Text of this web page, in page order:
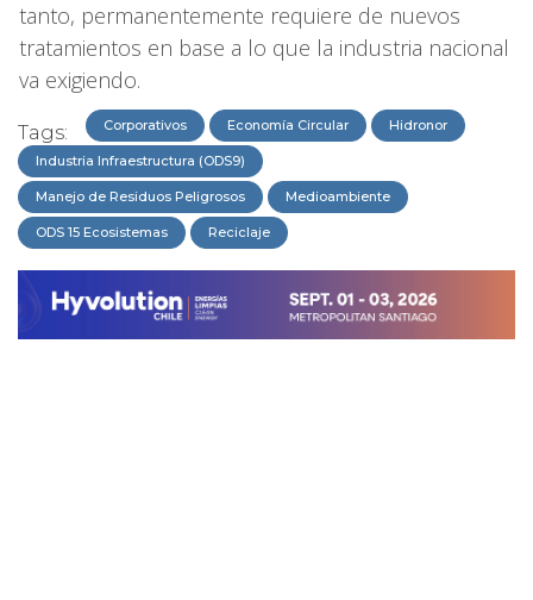
tanto, permanentemente requiere de nuevos
tratamientos en base a lo que la industria nacional
va exigiendo.
Tags: Corporativos Economía Circular Hidronor
Industria Infraestructura (ODS9)
Manejo de Residuos Peligrosos Medioambiente
ODS 15 Ecosistemas Reciclaje